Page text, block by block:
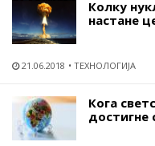
Колку
настане
21.06.2018 ТЕХНОЛОГИЈА
Кога
достигне